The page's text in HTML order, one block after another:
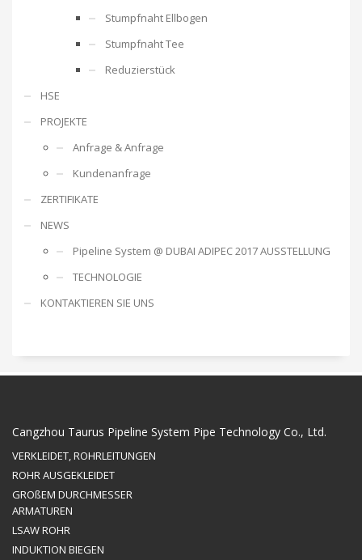
Stumpfnaht Ellbogen
Stumpfnaht Tee
Reduzierstück
HSE
PROJEKTE
Anfrage & Anfrage
Kundenanfrage
ZERTIFIKATE
NEWS
Pipeline System @ DUBAI ADIPEC 2017 AUSSTELLUNG
TECHNOLOGIE
KONTAKTIEREN SIE UNS
Cangzhou Taurus Pipeline System Pipe Technology Co., Ltd.
VERKLEIDET, ROHRLEITUNGEN
ROHR AUSGEKLEIDET
GROßEM DURCHMESSER
ARMATUREN
LSAW ROHR
INDUKTION BIEGEN